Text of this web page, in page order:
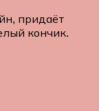
придаёт
кончик.